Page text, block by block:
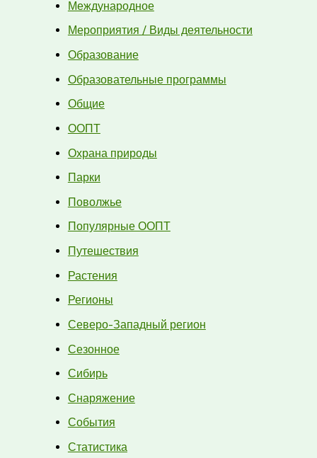
Международное
Мероприятия / Виды деятельности
Образование
Образовательные программы
Общие
ООПТ
Охрана природы
Парки
Поволжье
Популярные ООПТ
Путешествия
Растения
Регионы
Северо-Западный регион
Сезонное
Сибирь
Снаряжение
События
Статистика